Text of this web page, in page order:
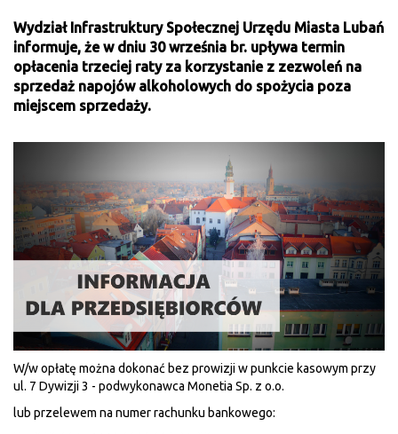
Wydział Infrastruktury Społecznej Urzędu Miasta Lubań
informuje, że w dniu 30 września br. upływa termin
opłacenia trzeciej raty za korzystanie z zezwoleń na
sprzedaż napojów alkoholowych do spożycia poza
miejscem sprzedaży.
W/w opłatę można dokonać bez prowizji w punkcie kasowym przy
ul. 7 Dywizji 3 - podwykonawca Monetia Sp. z o.o.
lub przelewem na numer rachunku bankowego: